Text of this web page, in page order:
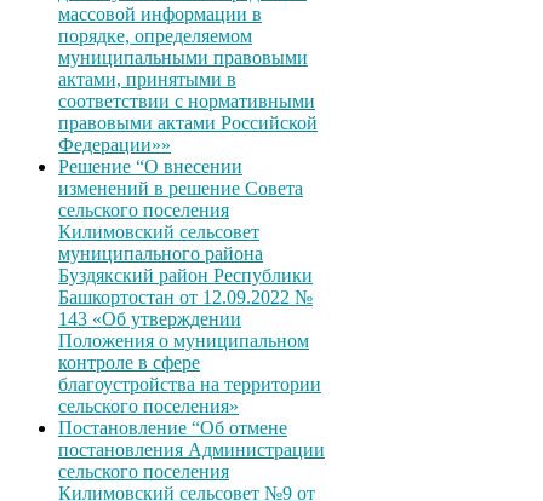
массовой информации в
порядке, определяемом
муниципальными правовыми
актами, принятыми в
соответствии с нормативными
правовыми актами Российской
Федерации»»
Решение “О внесении
изменений в решение Совета
сельского поселения
Килимовский сельсовет
муниципального района
Буздякский район Республики
Башкортостан от 12.09.2022 №
143 «Об утверждении
Положения о муниципальном
контроле в сфере
благоустройства на территории
сельского поселения»
Постановление “Об отмене
постановления Администрации
сельского поселения
Килимовский сельсовет №9 от